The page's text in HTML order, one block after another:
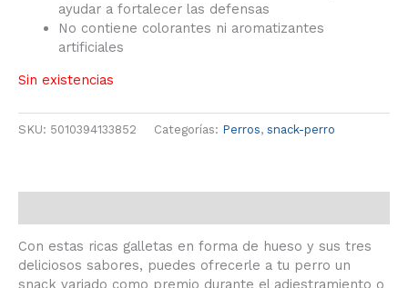
ayudar a fortalecer las defensas
No contiene colorantes ni aromatizantes
artificiales
Sin existencias
SKU: 5010394133852 Categorías: Perros, snack-perro
Con estas ricas galletas en forma de hueso y sus tres
deliciosos sabores, puedes ofrecerle a tu perro un
snack variado como premio durante el adiestramiento o